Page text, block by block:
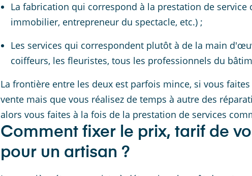
La fabrication qui correspond à la prestation de
immobilier, entrepreneur du spectacle, etc.) ;
Les services qui correspondent plutôt à de la main
coiffeurs, les fleuristes, tous les professionnels du
La frontière entre les deux est parfois mince, si vous
vente mais que vous réalisez de temps à autre des
alors vous faites à la fois de la prestation de services
Comment fixer le prix, tarif de
pour un artisan ?